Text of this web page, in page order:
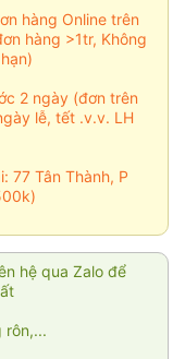
hàng Online trên
hàng >1tr, Không
2 ngày (đơn trên
lễ, tết .v.v. LH
77 Tân Thành, P
hệ qua Zalo để
rôn,...